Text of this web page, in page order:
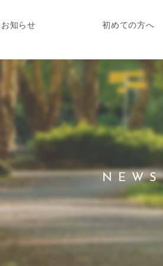
お知らせ 初めての方へ
NEWS